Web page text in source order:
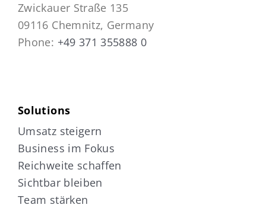
Zwickauer Straße 135
09116 Chemnitz, Germany
Phone: +49 371 355888 0
Solutions
Umsatz steigern
Business im Fokus
Reichweite schaffen
Sichtbar bleiben
Team stärken